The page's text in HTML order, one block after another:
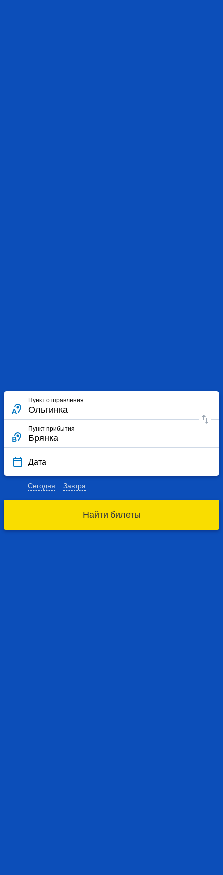
Пункт отправления
Пункт прибытия
Дата
Сегодня Завтра
Найти билеты